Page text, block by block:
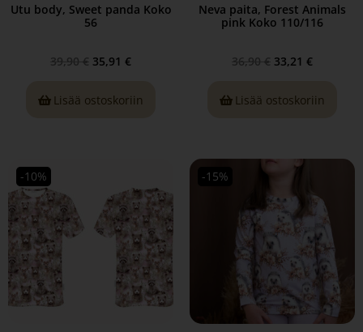
Utu body, Sweet panda Koko
56
39,90 € 35,91 €
Lisää ostoskoriin
Neva paita, Forest Animals
pink Koko 110/116
36,90 € 33,21 €
Lisää ostoskoriin
-10% -15%